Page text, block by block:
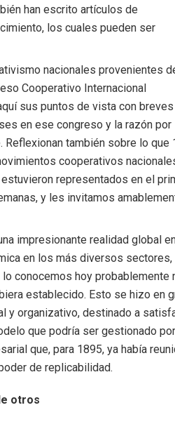
han escrito artículos de
los cuales pueden ser
nacionales provenientes
Cooperativo Internacional
sus puntos de vista con breves
en ese congreso y la razón por
también sobre lo que
cooperativos
representados en el
y les invitamos
impresionante realidad global
en los más diversos sectores,
conocemos hoy probablemente
establecido. Esto se hizo en
y organizativo, destinado a
que podría ser gestionado por
que, para 1895, ya había
de replicabilidad.
otros